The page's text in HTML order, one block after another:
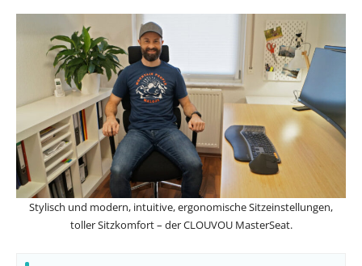
Stylisch und modern, intuitive, ergonomische Sitzeinstellungen,
toller Sitzkomfort – der CLOUVOU MasterSeat.